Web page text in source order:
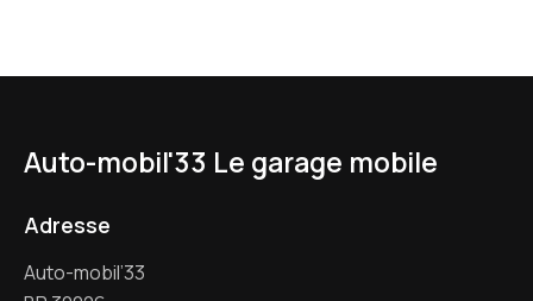
Auto-mobil'33 Le garage mobile
Adresse
Auto-mobil’33